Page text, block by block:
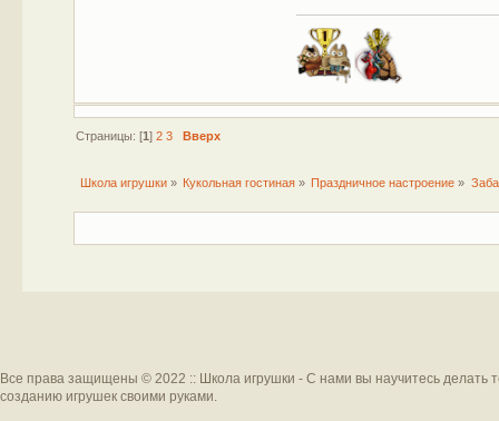
Страницы: [1] 2 3 Вверх
Школа игрушки» Кукольная гостиная » Праздничное настроение »
Все права защищены © 2022 :: Школа игрушки - С нами вы научитесь делать
созданию игрушек своими руками.